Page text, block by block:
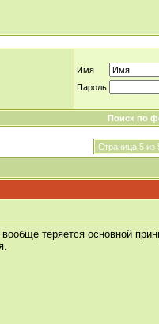
Имя
Пароль
Поиск по
Страница 5 из
теряется основной